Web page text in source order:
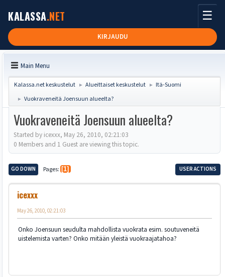
KALASSA.NET
KIRJAUDU
☰
Main Menu
Kalassa.net keskustelut ► Alueittaiset keskustelut ► Itä-Suomi
► Vuokraveneitä Joensuun alueelta?
Vuokraveneitä Joensuun alueelta?
Started by icexxx, May 26, 2010, 02:21:03
0 Members and 1 Guest are viewing this topic.
GO DOWN Pages 1 USER ACTIONS
icexxx
May 26, 2010, 02:21:03
Onko Joensuun seudulta mahdollista vuokrata esim. soutuveneitä
uistelemista varten? Onko mitään yleistä vuokraajatahoa?